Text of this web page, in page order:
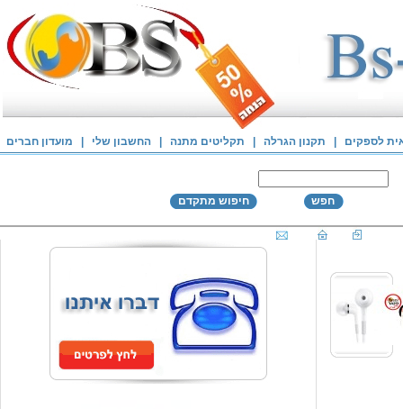
לספקים תקנון הגרלה תקליטים מתנה החשבון שלי מועדון חברים
חפש חיפוש מתקדם